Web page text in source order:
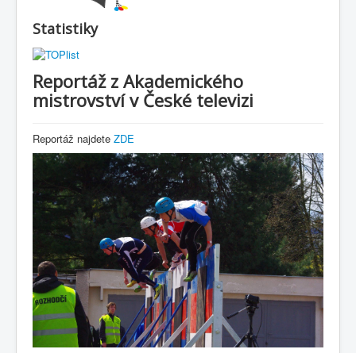
Statistiky
Reportáž z Akademického
mistrovství v České televizi
Reportáž najdete ZDE